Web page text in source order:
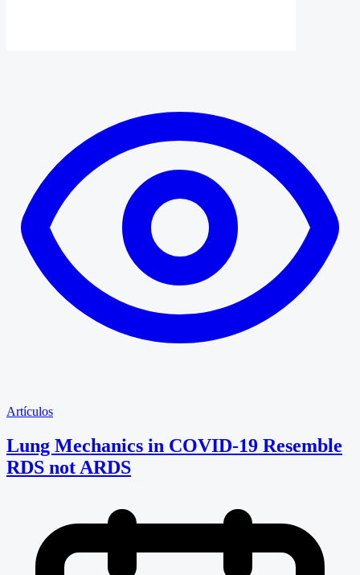
Artículos
Lung Mechanics in COVID-19 Resemble
RDS not ARDS